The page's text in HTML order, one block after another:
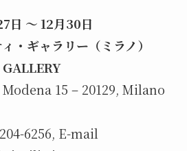
日 ～ 12月30日
・ギャラリー（ミラノ）
15 – 20129, Milano
6256, E-mail